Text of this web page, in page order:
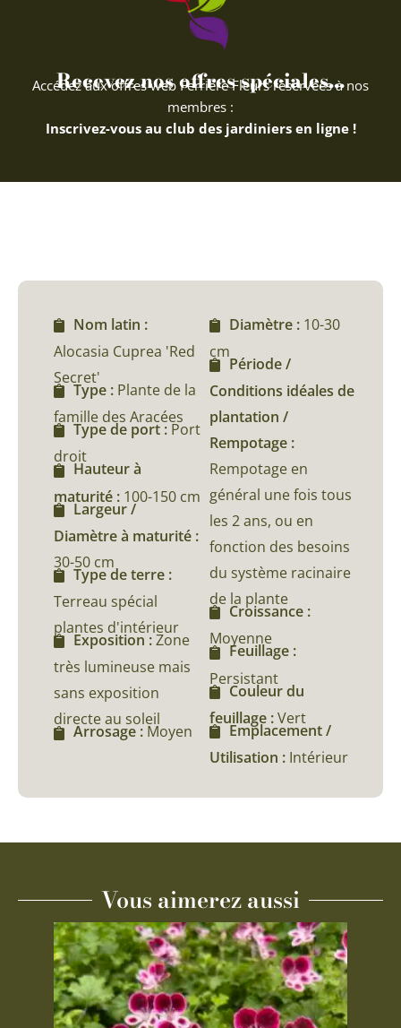
Recevez nos offres spéciales...
Accédez aux offres web Ferriere Fleurs réservées à nos
membres :
Inscrivez-vous au club des jardiniers en ligne !
Nom latin :
Alocasia Cuprea 'Red
Secret'
Type : Plante de la
famille des Aracées
Type de port : Port
droit
Hauteur à
maturité : 100-150 cm
Largeur /
Diamètre à maturité :
30-50 cm
Type de terre :
Terreau spécial
plantes d'intérieur
Exposition :Zone
très lumineuse mais
sans exposition
directe au soleil
Arrosage : Moyen
Diamètre : 10-30
cm
Période /
Conditions idéales de
plantation /
Rempotage :
Rempotage en
général une fois tous
les 2 ans, ou en
fonction des besoins
du système racinaire
de la plante
Croissance :
Moyenne
Feuillage :
Persistant
Couleur du
feuillage :Vert
Emplacement /
Utilisation : Intérieur
Vous aimerez aussi